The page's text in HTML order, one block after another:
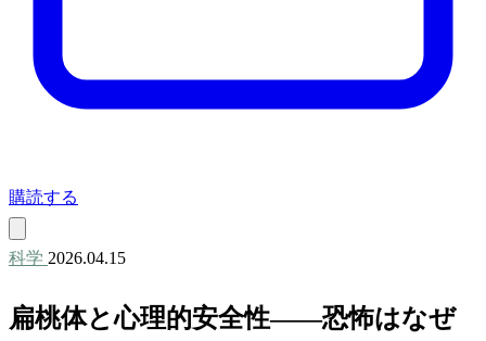
購読する
科学 2026.04.15
扁桃体と心理的安全性——恐怖はなぜ